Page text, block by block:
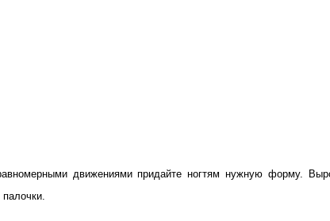
движениями придайте ногтям нужную форму.